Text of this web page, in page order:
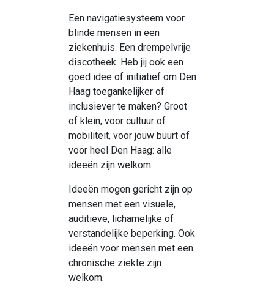
Een navigatiesysteem voor
blinde mensen in een
ziekenhuis. Een drempelvrije
discotheek. Heb jij ook een
goed idee of initiatief om Den
Haag toegankelijker of
inclusiever te maken? Groot
of klein, voor cultuur of
mobiliteit, voor jouw buurt of
voor heel Den Haag: alle
ideeën zijn welkom.
Ideeën mogen gericht zijn op
mensen met een visuele,
auditieve, lichamelijke of
verstandelijke beperking. Ook
ideeën voor mensen met een
chronische ziekte zijn
welkom.